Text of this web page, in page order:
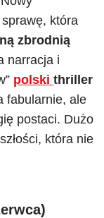
która
zbrodnią
narracja i
polski thriller
fabularnie, ale
postaci. Dużo
która nie